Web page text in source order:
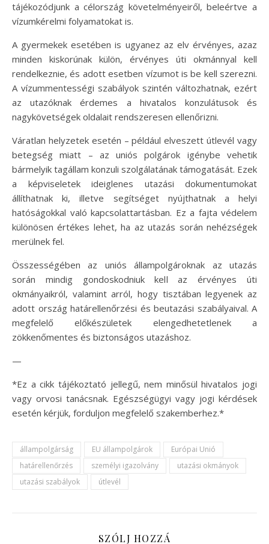
tájékozódjunk a célország követelményeiről, beleértve a
vízumkérelmi folyamatokat is.
A gyermekek esetében is ugyanez az elv érvényes, azaz
minden kiskorúnak külön, érvényes úti okmánnyal kell
rendelkeznie, és adott esetben vízumot is be kell szerezni.
A vízummentességi szabályok szintén változhatnak, ezért
az utazóknak érdemes a hivatalos konzulátusok és
nagykövetségek oldalait rendszeresen ellenőrizni.
Váratlan helyzetek esetén – például elveszett útlevél vagy
betegség miatt – az uniós polgárok igénybe vehetik
bármelyik tagállam konzuli szolgálatának támogatását. Ezek
a képviseletek ideiglenes utazási dokumentumokat
állíthatnak ki, illetve segítséget nyújthatnak a helyi
hatóságokkal való kapcsolattartásban. Ez a fajta védelem
különösen értékes lehet, ha az utazás során nehézségek
merülnek fel.
Összességében az uniós állampolgároknak az utazás
során mindig gondoskodniuk kell az érvényes úti
okmányaikról, valamint arról, hogy tisztában legyenek az
adott ország határellenőrzési és beutazási szabályaival. A
megfelelő előkészületek elengedhetetlenek a
zökkenőmentes és biztonságos utazáshoz.
—
*Ez a cikk tájékoztató jellegű, nem minősül hivatalos jogi
vagy orvosi tanácsnak. Egészségügyi vagy jogi kérdések
esetén kérjük, forduljon megfelelő szakemberhez.*
állampolgárság EU állampolgárok
Európai Unió
határellenőrzés
személyi igazolvány
utazási okmányok
utazási szabályok
útlevél
SZÓLJ HOZZÁ